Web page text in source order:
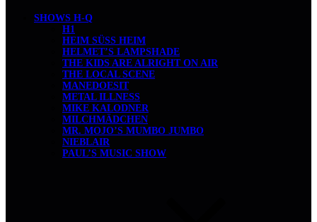
SHOWS H-Q
H1
HEIM SÜSS HEIM
HELMET’S LAMPSHADE
THE KIDS ARE ALRIGHT ON AIR
THE LOCAL SCENE
MANEDOESIT
METAL ILLNESS
MIKE KALODNER
MILCHMÄDCHEN
MR. MOJO’S MUMBO JUMBO
NIEBLAIR
PAUL’S MUSIC SHOW